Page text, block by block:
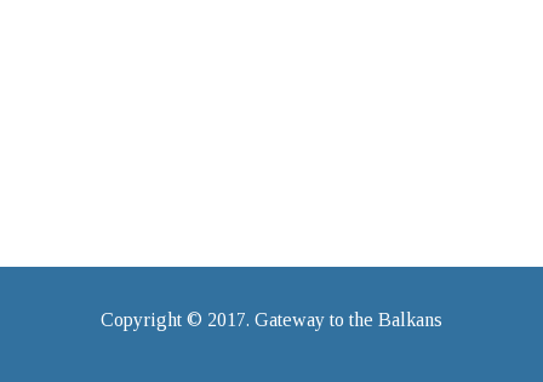
Copyright © 2017. Gateway to the Balkans